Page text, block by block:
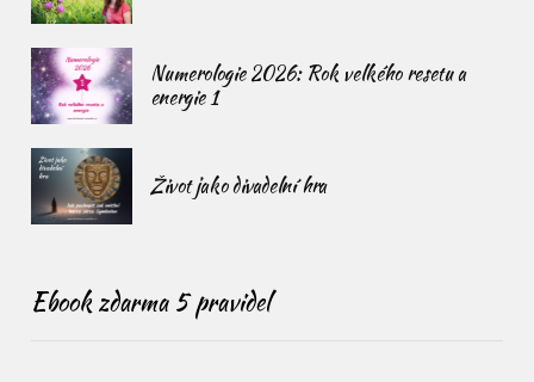
Numerologie 2026: Rok velkého resetu a
energie 1
Život jako divadelní hra
Ebook zdarma 5 pravidel